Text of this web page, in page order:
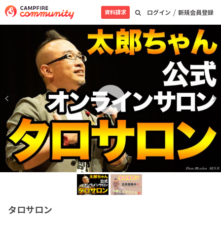
ログイン / 新規会員登録
資料請求
タロサロン